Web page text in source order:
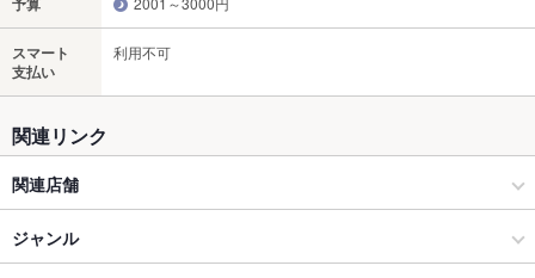
スマート
支払い
利用不可
関連リンク
関連店舗
焼鳥とおでんのお店 鳥基地 平 駕町通り店
ジャンル